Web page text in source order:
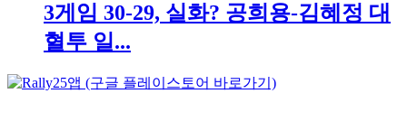
3게임 30-29, 실화? 공희용-김혜정 대
혈투 일...